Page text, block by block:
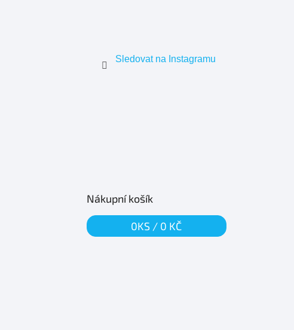
Sledovat na Instagramu
Nákupní košík
0KS / 0 KČ